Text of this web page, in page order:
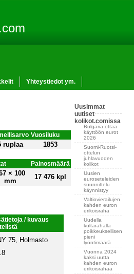
Yhteystiedot ym.
Vuosiluku
ruplaa 1853
Painosmäärä
× 100
mm
17 476 kpl
/ kuvaus
75, Holmasto
Uusimmat
uutiset
kolikot.comissa
Bulgaria ottaa
käyttöön eurot
2026
Suomi-Ruotsi-
ottelun
juhlavuoden
kolikot
Uusien
euroseteleiden
suunnittelu
käynnistyy
Valtiovierailujen
kahden euron
erikoisraha
Uudella
kultarahalla
poikkeuksellisen
pieni
lyöntimäärä
Vuonna 2024
kaksi uutta
kahden euron
erikoisrahaa